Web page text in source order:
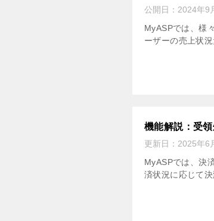
公開日： 2024年9
MyASPでは、様
ーザーの売上状
機能解説：受領
更新日： 2025年6
MyASPでは、決
済状況に応じて